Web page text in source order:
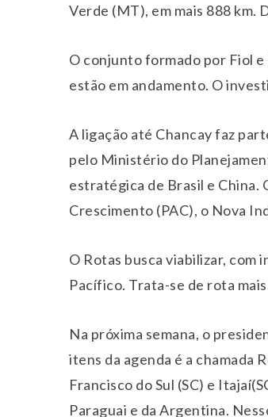
Verde (MT), em mais 888 km.
O conjunto formado por Fiol
estão em andamento. O
A ligação até Chancay faz
pelo Ministério do
estratégica de Brasil e China.
Crescimento (PAC), o Nova
O Rotas busca viabilizar, com
Pacífico. Trata-se de rota
Na próxima semana, o
itens da agenda é a chamada
Francisco do Sul (SC) e
Paraguai e da Argentina.